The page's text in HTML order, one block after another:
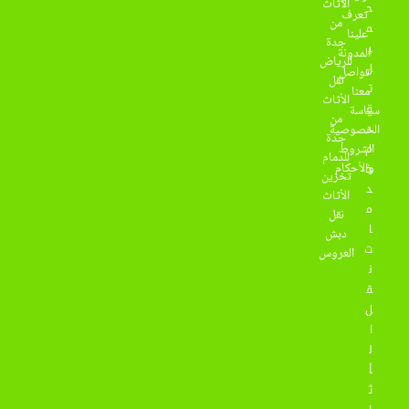
ح
م
ي
ل
ت
ق
د
م
خ
د
م
ا
ت
ن
ق
ل
ا
ل
أ
ث
تعرف
علينا
المدونة
تواصل
معنا
سياسة
الخصوصية
الشروط
والأحكام
الأثاث
من
جدة
للرياض
نقل
الأثاث
من
جدة
للدمام
تخزين
الأثاث
نقل
دبش
العروس